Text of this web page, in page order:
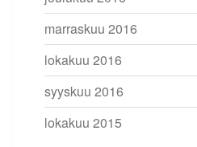
marraskuu 2016
lokakuu 2016
syyskuu 2016
lokakuu 2015